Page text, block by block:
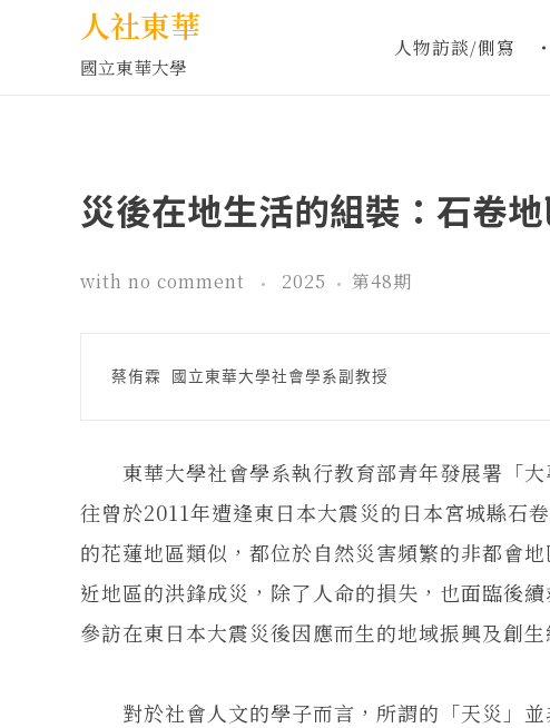
人社東華
國立東華大學
人物訪談/側寫
災後在地生活的組裝：石卷
with no comment 2025 第48期
蔡侑霖 國立東華大學社會學系副教授
東華大學社會學系執行教育部青年發展署「大
往曾於2011年遭逢東日本大震災的日本宮城縣石
的花蓮地區類似，都位於自然災害頻繁的非都會
近地區的洪鋒成災，除了人命的損失，也面臨後
參訪在東日本大震災後因應而生的地域振興及創生
對於社會人文的學子而言，所謂的「天災」並